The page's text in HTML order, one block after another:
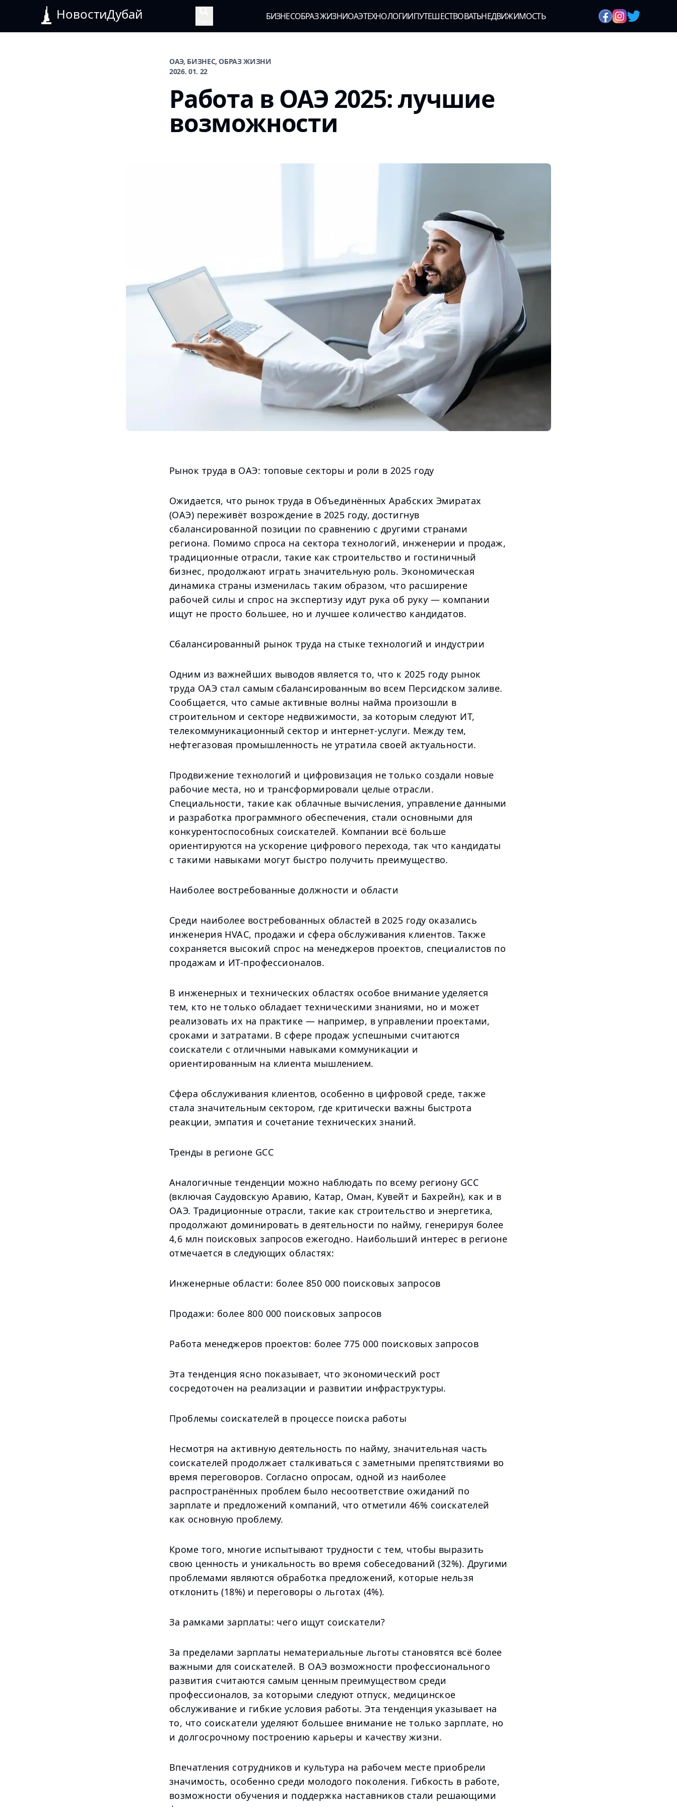
НовостиДубай БИЗНЕСОБРАЗ ЖИЗНИОАЭТЕХНОЛОГИИПУТЕШЕСТВОВАТЬНЕДВИЖИМОСТЬ
ОАЭ, БИЗНЕС, ОБРАЗ ЖИЗНИ
2026. 01. 22
Работа в ОАЭ 2025: лучшие
возможности
Рынок труда в ОАЭ: топовые секторы и роли в 2025 году
Ожидается, что рынок труда в Объединённых Арабских Эмиратах
(ОАЭ) переживёт возрождение в 2025 году, достигнув
сбалансированной позиции по сравнению с другими странами
региона. Помимо спроса на сектора технологий, инженерии и продаж,
традиционные отрасли, такие как строительство и гостиничный
бизнес, продолжают играть значительную роль. Экономическая
динамика страны изменилась таким образом, что расширение
рабочей силы и спрос на экспертизу идут рука об руку — компании
ищут не просто большее, но и лучшее количество кандидатов.
Сбалансированный рынок труда на стыке технологий и индустрии
Одним из важнейших выводов является то, что к 2025 году рынок
труда ОАЭ стал самым сбалансированным во всем Персидском заливе.
Сообщается, что самые активные волны найма произошли в
строительном и секторе недвижимости, за которым следуют ИТ,
телекоммуникационный сектор и интернет-услуги. Между тем,
нефтегазовая промышленность не утратила своей актуальности.
Продвижение технологий и цифровизация не только создали новые
рабочие места, но и трансформировали целые отрасли.
Специальности, такие как облачные вычисления, управление данными
и разработка программного обеспечения, стали основными для
конкурентоспособных соискателей. Компании всё больше
ориентируются на ускорение цифрового перехода, так что кандидаты
с такими навыками могут быстро получить преимущество.
Наиболее востребованные должности и области
Среди наиболее востребованных областей в 2025 году оказались
инженерия HVAC, продажи и сфера обслуживания клиентов. Также
сохраняется высокий спрос на менеджеров проектов, специалистов по
продажам и ИТ-профессионалов.
В инженерных и технических областях особое внимание уделяется
тем, кто не только обладает техническими знаниями, но и может
реализовать их на практике — например, в управлении проектами,
сроками и затратами. В сфере продаж успешными считаются
соискатели с отличными навыками коммуникации и
ориентированным на клиента мышлением.
Сфера обслуживания клиентов, особенно в цифровой среде, также
стала значительным сектором, где критически важны быстрота
реакции, эмпатия и сочетание технических знаний.
Тренды в регионе GCC
Аналогичные тенденции можно наблюдать по всему региону GCC
(включая Саудовскую Аравию, Катар, Оман, Кувейт и Бахрейн), как и в
ОАЭ. Традиционные отрасли, такие как строительство и энергетика,
продолжают доминировать в деятельности по найму, генерируя более
4,6 млн поисковых запросов ежегодно. Наибольший интерес в регионе
отмечается в следующих областях:
Инженерные области: более 850 000 поисковых запросов
Продажи: более 800 000 поисковых запросов
Работа менеджеров проектов: более 775 000 поисковых запросов
Эта тенденция ясно показывает, что экономический рост
сосредоточен на реализации и развитии инфраструктуры.
Проблемы соискателей в процессе поиска работы
Несмотря на активную деятельность по найму, значительная часть
соискателей продолжает сталкиваться с заметными препятствиями во
время переговоров. Согласно опросам, одной из наиболее
распространённых проблем было несоответствие ожиданий по
зарплате и предложений компаний, что отметили 46% соискателей
как основную проблему.
Кроме того, многие испытывают трудности с тем, чтобы выразить
свою ценность и уникальность во время собеседований (32%). Другими
проблемами являются обработка предложений, которые нельзя
отклонить (18%) и переговоры о льготах (4%).
За рамками зарплаты: чего ищут соискатели?
За пределами зарплаты нематериальные льготы становятся всё более
важными для соискателей. В ОАЭ возможности профессионального
развития считаются самым ценным преимуществом среди
профессионалов, за которыми следуют отпуск, медицинское
обслуживание и гибкие условия работы. Эта тенденция указывает на
то, что соискатели уделяют большее внимание не только зарплате, но
и долгосрочному построению карьеры и качеству жизни.
Впечатления сотрудников и культура на рабочем месте приобрели
значимость, особенно среди молодого поколения. Гибкость в работе,
возможности обучения и поддержка наставников стали решающими